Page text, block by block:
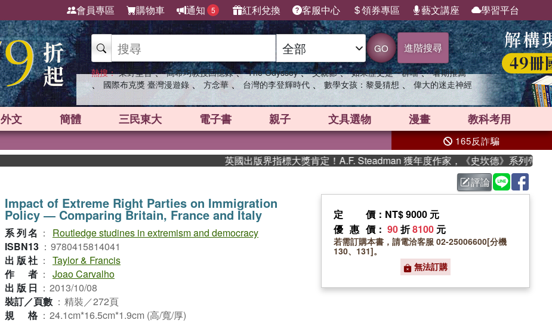
會員專區 購物車 通知 5 紅利兌換 客服中心 領券專區 藝文講座 學習平台
GO 進階搜尋
熱搜： 東野圭吾 、 高希均教授回憶錄 、 The Odyssey 、 父親節 、 如果歷史是一群喵 、 暑期推薦
、 國際布克獎 臺灣漫遊錄 、 方念華 、 台灣的李登輝時代 、 數學女孩：黎曼猜想 、 偉大的迷走神經
外文 簡體 三民東大 電子書 親子 文具選物 漫畫 教科考用
165反詐騙
英國出版界指標大獎肯定！A.F. Steadman 獲年度作家，《史坎德》系列帶你踏上
評論
Impact of Extreme Right Parties on Immigration
Policy ― Comparing Britain, France and Italy
系列名 ：
Routledge studines in extremism and democracy
ISBN13 ： 9780415814041
出版社 ： Taylor & Francis
作者 ： Joao Carvalho
出版日 ： 2013/10/08
裝訂／頁數 ： 精裝／272頁
規格 ： 24.1cm*16.5cm*1.9cm (高/寬/厚)
定價 ：NT$ 9000 元
優惠價 ： 90折8100 元
若需訂購本書，請電洽客服 02-25006600[分機
130、131]。
無法訂購